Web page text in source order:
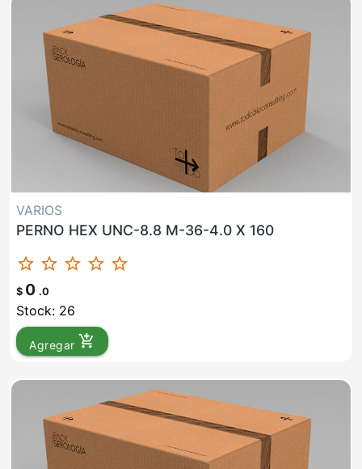
VARIOS
PERNO HEX UNC-8.8 M-36-4.0 X 160
star_border star_border star_border star_border star_border
$ 0 .0
Stock: 26
Agregar add_shopping_cart